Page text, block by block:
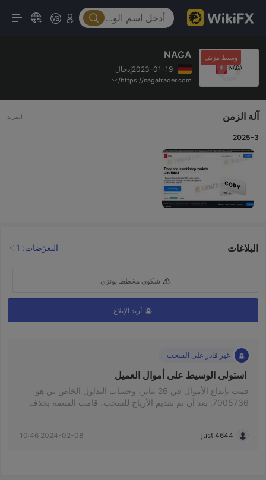
وسيط مزيف NAGA
2023-01-19إدخال
https://nagatrader.com/
آلة الزمن المزيد
2025-3
البلاغات التعرّضات: 1
شكوى مخطط بونزي
أريد الإبلاغ
غير قادر على السحب
استولى الوسيط على أموال العميل
قمت بإيداع الأموال في 26 يناير، وحساب التداول الخاص بي هو
7005736. بعد أن تم تقديم الأرباح للسحب، قامت المنصة بحذف
الصفقة. ولكن بعد أن ردت على البريد الإلكتروني، لم يكن هناك أي
just 4644
2024-02-08 10:46